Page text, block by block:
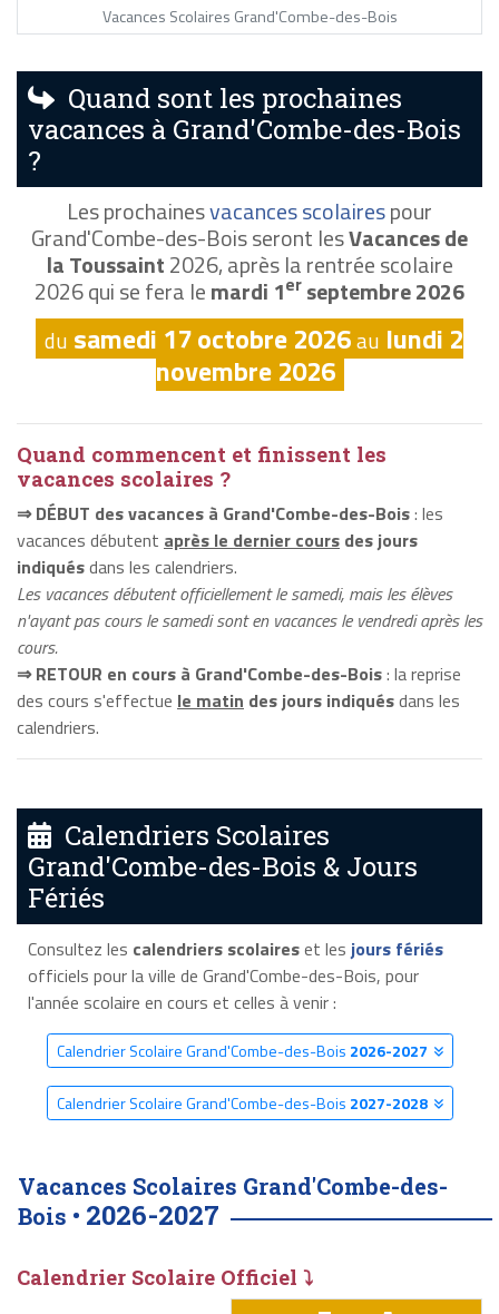
Vacances Scolaires Grand'Combe-des-Bois
Quand sont les prochaines
vacances à Grand'Combe-des-Bois
?
Les prochainesvacances scolairespour
Grand'Combe-des-Bois seront lesVacances de
la Toussaint2026, après la rentrée scolaire
2026 qui se fera lemardi 1er septembre 2026
du samedi 17 octobre 2026au lundi 2
novembre 2026
Quand commencent et finissent les
vacances scolaires ?
⇒ DÉBUT des vacances à Grand'Combe-des-Bois: les
vacances débutent après le dernier cours des jours
indiquésdans les calendriers.
Les vacances débutent officiellement le samedi, mais les élèves
n'ayant pas cours le samedi sont en vacances le vendredi après les
cours.
⇒ RETOUR en cours à Grand'Combe-des-Bois: la reprise
des cours s'effectue le matin des jours indiquésdans les
calendriers.
Calendriers Scolaires
Grand'Combe-des-Bois & Jours
Fériés
Consultez les calendriers scolaireset les jours fériés
officiels pour la ville de Grand'Combe-des-Bois, pour
l'année scolaire en cours et celles à venir :
Calendrier Scolaire Grand'Combe-des-Bois 2026-2027
Calendrier Scolaire Grand'Combe-des-Bois 2027-2028
Vacances Scolaires Grand'Combe-des-
Bois • 2026-2027
Calendrier Scolaire Officiel ⤵